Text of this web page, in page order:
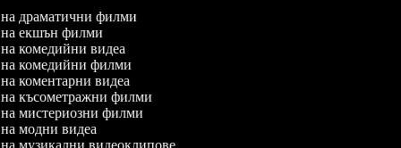
на драматични филми
на екшън филми
на комедийни видеа
на комедийни филми
на коментарни видеа
на късометражни филми
на мистериозни филми
на модни видеа